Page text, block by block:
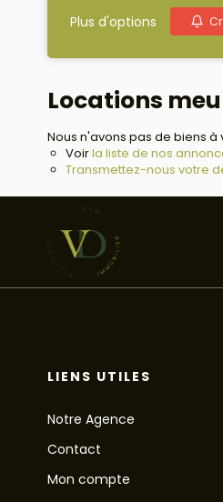
Plus d'options
Locations
Nous n'avons pas de biens
Voirla liste de nos
Transmettez-nous votre
LIENS UTILES
Notre Agence
Contact
Mon compte